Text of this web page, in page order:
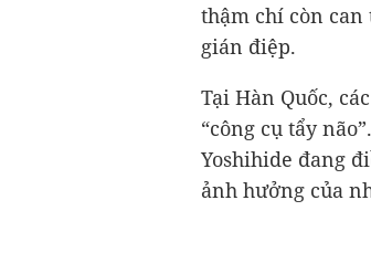
thậm chí còn
gián điệp.
Tại Hàn Quốc,
“công cụ tẩy
Yoshihide đang
ảnh hưởng của